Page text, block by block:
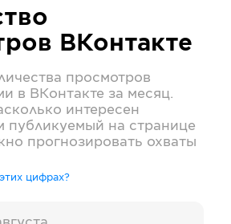
ВКонтакте
просмотров
в ВКонтакте за месяц.
интересен
публикуемый на странице
прогнозировать охваты
цифрах?